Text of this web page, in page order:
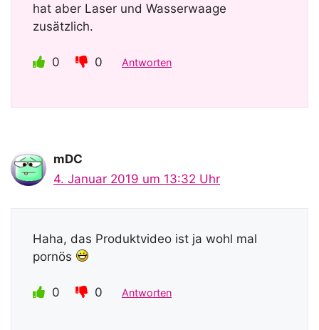
hat aber Laser und Wasserwaage
zusätzlich.
0 0 Antworten
mDC
4. Januar 2019 um 13:32 Uhr
Haha, das Produktvideo ist ja wohl mal
pornös
0 0 Antworten